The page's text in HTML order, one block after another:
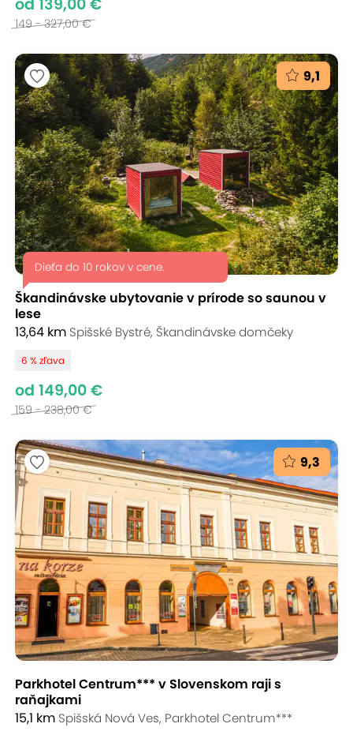
od 139,00 €
149 - 327,00 €
9,1
Dieťa do 10 rokov v cene.
Škandinávske ubytovanie v prírode so saunou v
lese
13,64 km Spišské Bystré, Škandinávske domčeky
6 % zľava
od 149,00 €
159 - 238,00 €
9,3
Parkhotel Centrum*** v Slovenskom raji s
raňajkami
15,1 km Spišská Nová Ves, Parkhotel Centrum***